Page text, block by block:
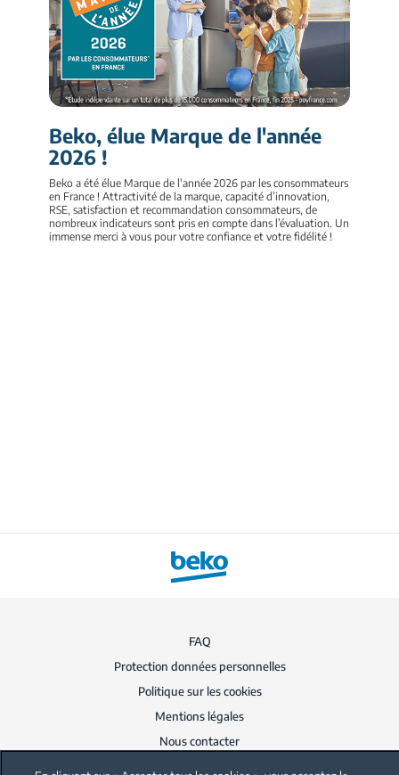
Beko, élue Marque de l'année
2026 !
Beko a été élue Marque de l'année 2026 par les consommateurs
en France ! Attractivité de la marque, capacité d’innovation,
RSE, satisfaction et recommandation consommateurs, de
nombreux indicateurs sont pris en compte dans l’évaluation. Un
immense merci à vous pour votre confiance et votre fidélité !
FAQ
Protection données personnelles
Politique sur les cookies
Mentions légales
Nous contacter